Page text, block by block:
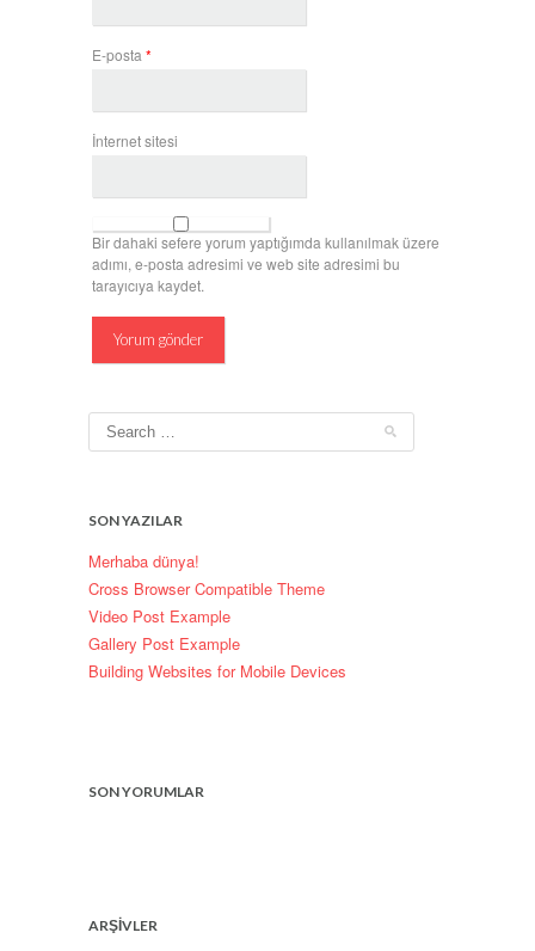
E-posta*
İnternet sitesi
Bir dahaki sefere yorum yaptığımda kullanılmak üzere
adımı, e-posta adresimi ve web site adresimi bu
tarayıcıya kaydet.
SON YAZILAR
Merhaba dünya!
Cross Browser Compatible Theme
Video Post Example
Gallery Post Example
Building Websites for Mobile Devices
SON YORUMLAR
ARŞIVLER